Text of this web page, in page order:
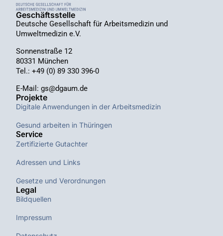
Geschäftsstelle
Deutsche Gesellschaft für Arbeitsmedizin und
Umweltmedizin e.V.
Sonnenstraße 12
80331 München
Tel.: +49 (0) 89 330 396-0
E-Mail: gs@dgaum.de
Projekte
Digitale Anwendungen in der Arbeitsmedizin
Gesund arbeiten in Thüringen
Service
Zertifizierte Gutachter
Adressen und Links
Gesetze und Verordnungen
Legal
Bildquellen
Impressum